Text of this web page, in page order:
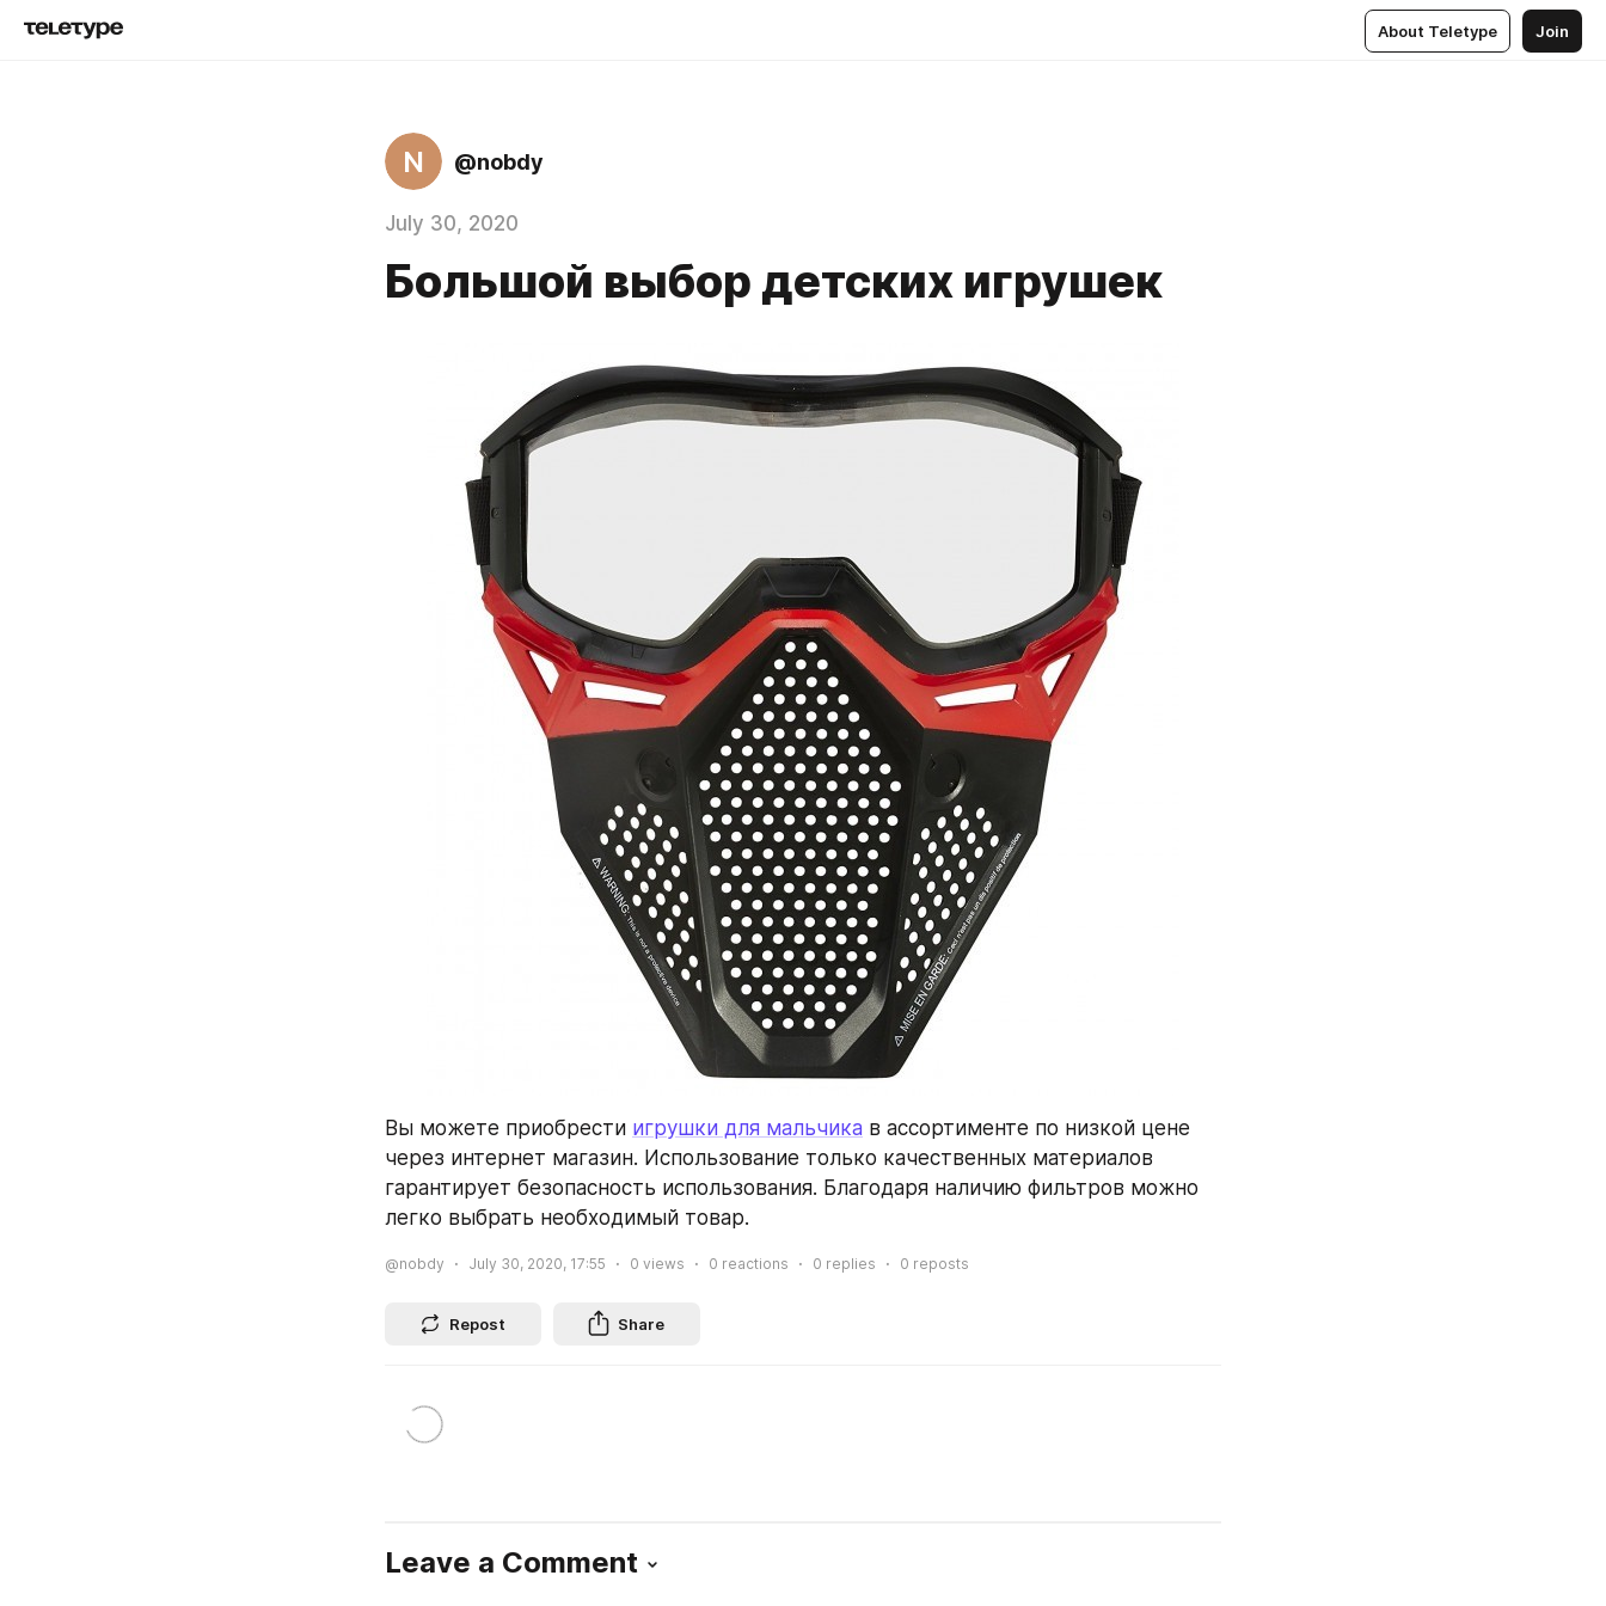
About Teletype Join
N @nobdy
July 30, 2020
Большой выбор детских игрушек
Вы можете приобрести игрушки для мальчика в ассортименте по низкой цене
через интернет магазин. Использование только качественных материалов
гарантирует безопасность использования. Благодаря наличию фильтров можно
легко выбрать необходимый товар.
@nobdy July 30, 2020, 17:55 0 views 0 reactions 0 replies 0 reposts
Repost Share
Leave a Comment